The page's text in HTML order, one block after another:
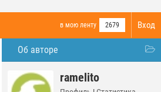
Вход
в мою ленту 2679
Об авторе
ramelito